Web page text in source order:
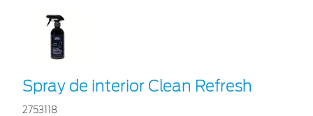
Spray de interior Clean Refresh
2753118